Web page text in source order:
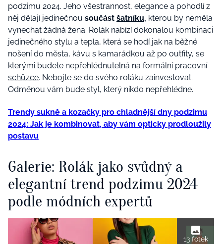
podzimu 2024. Jeho všestrannost, elegance a pohodlí z
něj dělají jedinečnou součást šatníku, kterou by neměla
vynechat žádná žena. Rolák nabízí dokonalou kombinaci
jedinečného stylu a tepla, která se hodí jak na běžné
nošení do města, kávu s kamarádkou až po outfity, se
kterými budete nepřehlédnutelná na formální pracovní
schůzce. Nebojte se do svého roláku zainvestovat.
Odměnou vám bude styl, který nikdo nepřehlédne.
Trendy sukně a kozačky pro chladnější dny podzimu
2024: Jak je kombinovat, aby vám opticky prodloužily
postavu
Galerie: Rolák jako svůdný a
elegantní trend podzimu 2024
podle módních expertů
13 fotek